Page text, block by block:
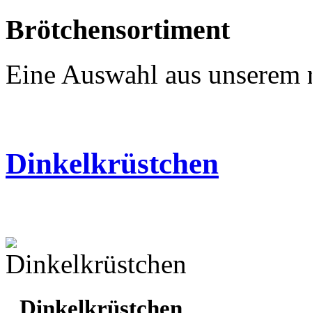
Brötchensortiment
Eine Auswahl aus
Dinkelkrüstchen